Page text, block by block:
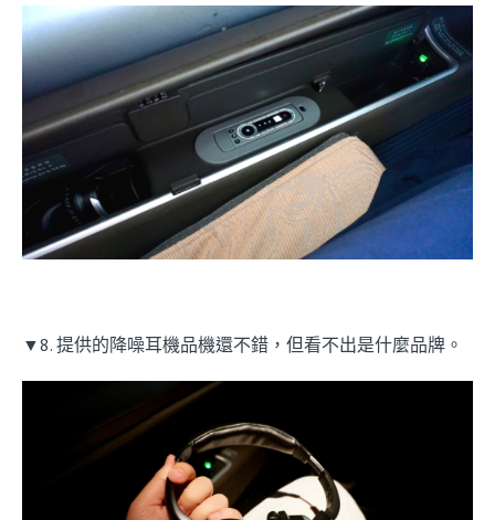
▼8. 提供的降噪耳機品機還不錯，但看不出是什麼品牌。